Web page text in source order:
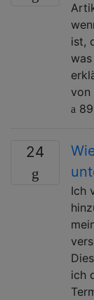
ist,
von
24
Ich
ich